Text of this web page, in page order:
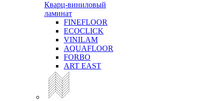
Кварц-виниловый
ламинат
FINEFLOOR
ECOCLICK
VINILAM
AQUAFLOOR
FORBO
ART EAST